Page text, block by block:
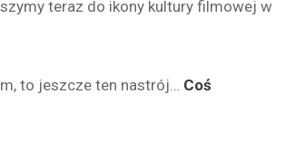
teraz do ikony kultury filmowej w
to jeszcze ten nastrój
Coś